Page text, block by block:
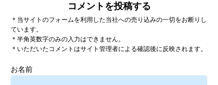
コメントを投稿する
＊当サイトのフォームを利用した当社への売り込みの一切をお断りし
ています。
＊半角英数字のみの入力はできません。
＊いただいたコメントはサイト管理者による確認後に反映されます。
お名前